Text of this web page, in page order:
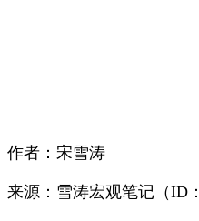
作者：宋雪涛
来源：雪涛宏观笔记（ID：